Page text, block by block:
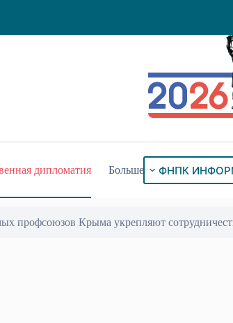
дипломатия Больше ФНПК
профсоюзов Крыма укрепляют